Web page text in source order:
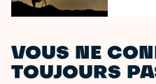
VOUS NE
TOUJOURS